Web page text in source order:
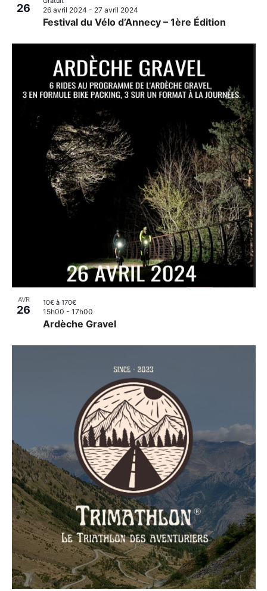
26
Festival du Vélo d’Annecy – 1ère Édition
26 avril 2024 - 27 avril 2024
AVR
26
Ardèche Gravel
15h00 - 17h00
10€ à 170€